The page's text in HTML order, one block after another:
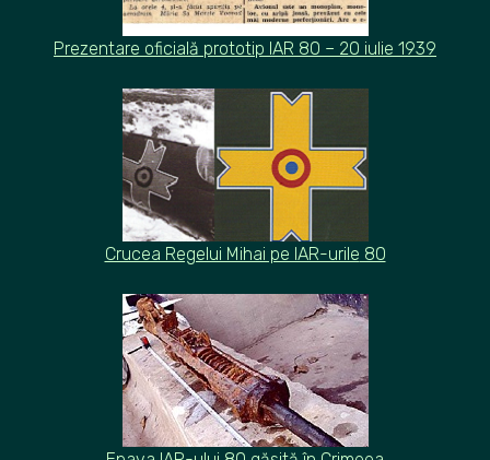
Prezentare oficială prototip IAR 80 – 20 iulie 1939
Crucea Regelui Mihai pe IAR-urile 80